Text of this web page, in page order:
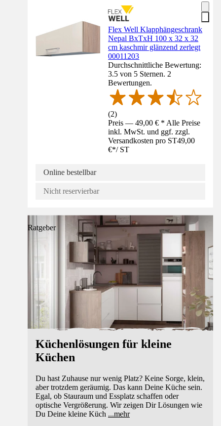
Flex Well Klapphängeschrank
Nepal BxTxH 100 x 32 x 32
cm kaschmir glänzend zerlegt
00011203
Durchschnittliche Bewertung:
3.5 von 5 Sternen. 2
Bewertungen.
(2)
Preis — 49,00 € * Alle Preise
inkl. MwSt. und ggf. zzgl.
Versandkosten pro ST49,00
€*/ ST
Online bestellbar
Nicht reservierbar
Ratgeber
Küchenlösungen für kleine
Küchen
Du hast Zuhause nur wenig Platz? Keine Sorge, klein,
aber trotzdem geräumig. Das kann Deine Küche sein.
Egal, ob Stauraum und Essplatz schaffen oder
optische Vergrößerung. Wir zeigen Dir Lösungen wie
Du Deine kleine Küch ...mehr